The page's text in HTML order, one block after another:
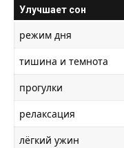
Улучшает сон
режим дня
тишина и темнота
прогулки
релаксация
лёгкий ужин